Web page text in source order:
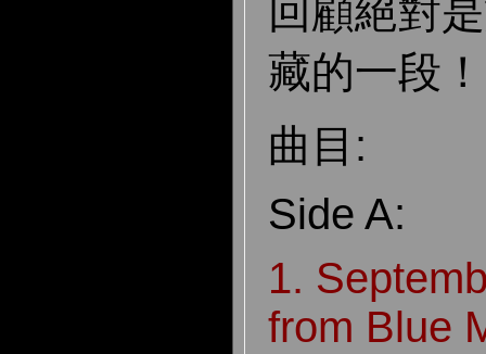
回顧絕對
藏的一段！
曲目:
Side A:
1.
from Blue